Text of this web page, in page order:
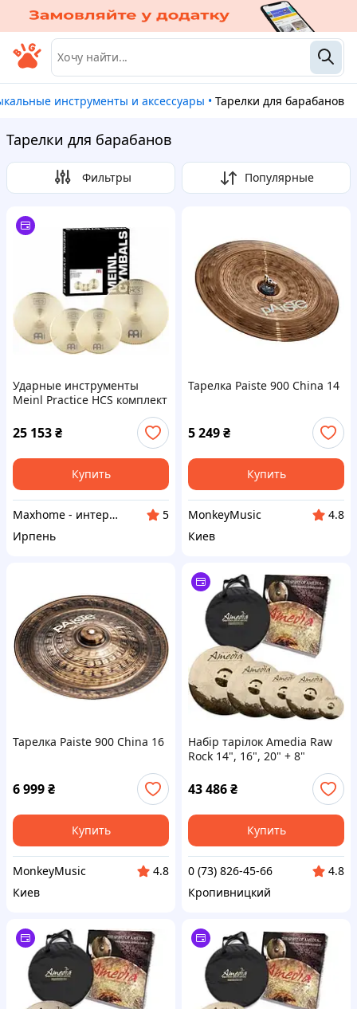
инструменты и аксессуары • Тарелки для барабанов
Тарелки для барабанов
Фильтры Популярные
Ударные инструменты
Meinl Practice HCS комплект
тарелок для ударных (HCS)
25 153₴
Купить
Maxhome - интернет магазин
5
Ирпень
Тарелка Paiste 900 China 14
5 249₴
Купить
MonkeyMusic
4.8
Киев
Тарелка Paiste 900 China 16
6 999₴
Купить
MonkeyMusic
4.8
Киев
Набір тарілок Amedia Raw
Rock 14", 16", 20" + 8"
43 486₴
Купить
0 (73) 826-45-66
4.8
Кропивницкий